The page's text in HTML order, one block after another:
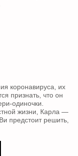
коронавируса, их
признать, что он
одиночки.
жизни, Карла —
предстоит решить,